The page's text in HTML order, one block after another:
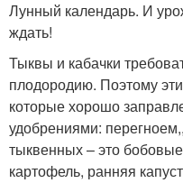
Лунный календарь. И
ждать!
Тыквы и кабачки
плодородию. Поэтому
которые хорошо
удобрениями:
тыквенных – это
картофель, ранняя